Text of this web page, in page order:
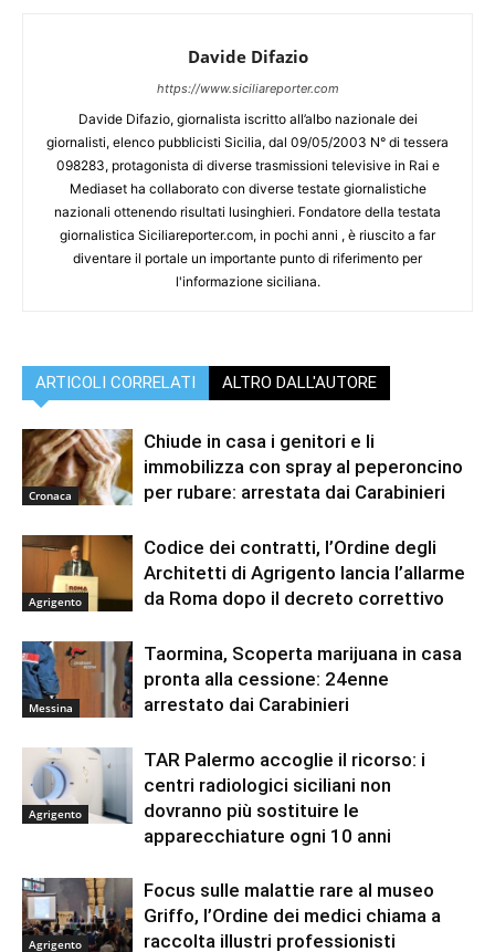
Davide Difazio
https://www.siciliareporter.com
Davide Difazio, giornalista iscritto all’albo nazionale dei
giornalisti, elenco pubblicisti Sicilia, dal 09/05/2003 N° di tessera
098283, protagonista di diverse trasmissioni televisive in Rai e
Mediaset ha collaborato con diverse testate giornalistiche
nazionali ottenendo risultati lusinghieri. Fondatore della testata
giornalistica Siciliareporter.com, in pochi anni , è riuscito a far
diventare il portale un importante punto di riferimento per
l'informazione siciliana.
ARTICOLI CORRELATI ALTRO DALL'AUTORE
Cronaca
Chiude in casa i genitori e li
immobilizza con spray al peperoncino
per rubare: arrestata dai Carabinieri
Agrigento
Codice dei contratti, l’Ordine degli
Architetti di Agrigento lancia l’allarme
da Roma dopo il decreto correttivo
Messina
Taormina, Scoperta marijuana in casa
pronta alla cessione: 24enne
arrestato dai Carabinieri
Agrigento
TAR Palermo accoglie il ricorso: i
centri radiologici siciliani non
dovranno più sostituire le
apparecchiature ogni 10 anni
Agrigento
Focus sulle malattie rare al museo
Griffo, l’Ordine dei medici chiama a
raccolta illustri professionisti